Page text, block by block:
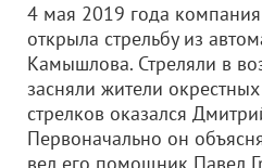
4 мая 2019 года
открыла стрельбу из
Камышлова. Стреляли в
засняли жители
стрелков оказался
Первоначально он